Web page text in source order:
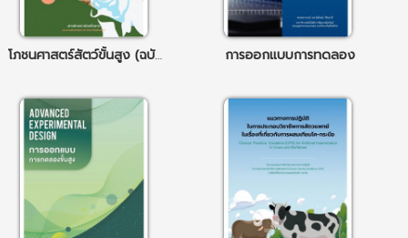
โภชนศาสตร์สัตว์ขั้นสูง (ฉบับปรับปรุง) การออกแบบการทดลอง